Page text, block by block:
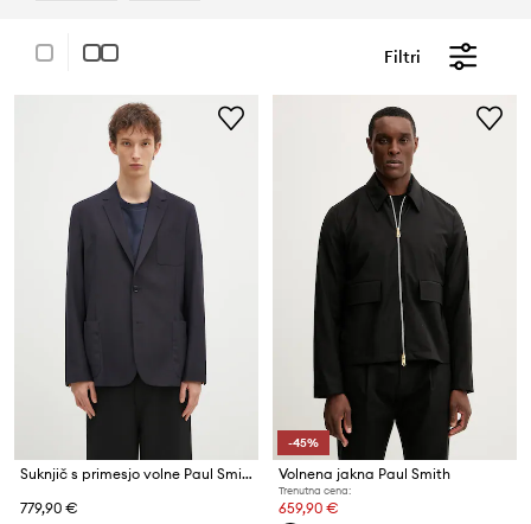
Filtri
Suknjič s primesjo volne Paul Smith
779,90 €
-45%
Volnena jakna Paul Smith
Trenutna cena:
659,90 €